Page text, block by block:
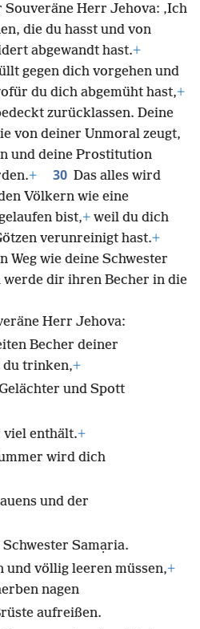
Herr Jehova: ‚Ich
die du hasst und von
abgewandt hast.+
gegen dich vorgehen und
du dich abgemüht hast,
zurücklassen. Deine
von deiner Unmoral zeugt,
und deine Prostitution
+ 30 Das alles wird
Völkern wie eine
bist,+weil du dich
verunreinigt hast.+
Weg wie deine Schwester
Herr Jehova:
Becher deiner
du trinken,+
und Spott
enthält. +
wird dich
und der
Samạria.
und völlig leeren müssen,
nagen